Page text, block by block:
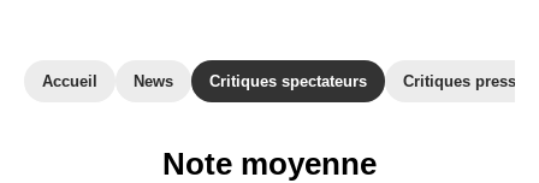
Accueil News Critiques spectateurs Critiques presse
Note moyenne